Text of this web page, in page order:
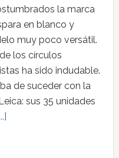
la marca
en blanco y
muy poco versátil.
los círculos
ha sido indudable.
de suceder con la
sus 35 unidades